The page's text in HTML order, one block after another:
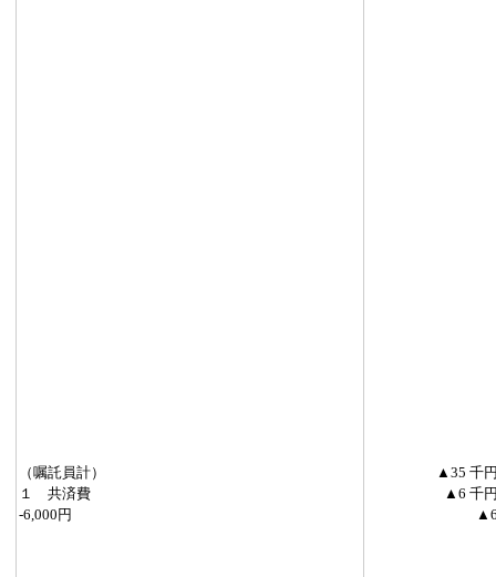
（嘱託員計）
▲35 千
１ 共済費
▲6 千
-6,000円